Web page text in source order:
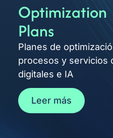
Optimization
Plans
Planes de
procesos y servicios
digitales e IA
Leer más